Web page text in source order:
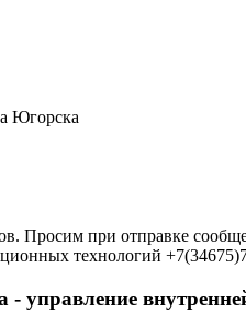
Югорска
Просим при отправке
технологий
управление